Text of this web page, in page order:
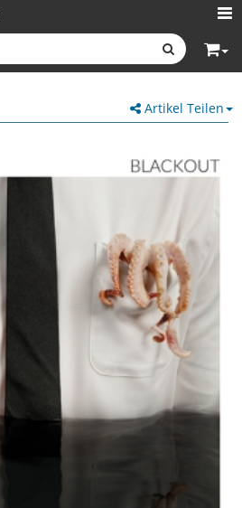
Artikel Teilen